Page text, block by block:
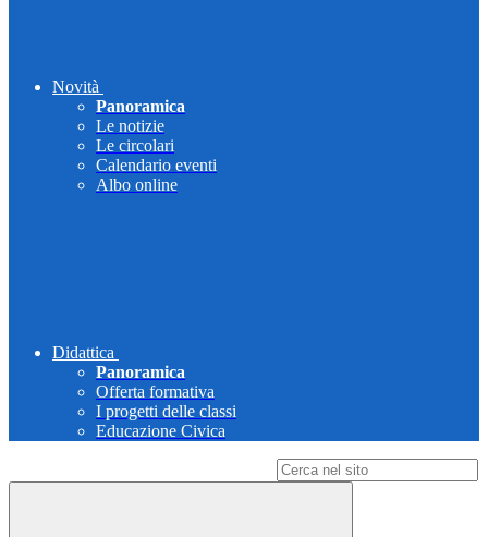
Novità
Panoramica
Le notizie
Le circolari
Calendario eventi
Albo online
Didattica
Panoramica
Offerta formativa
I progetti delle classi
Educazione Civica